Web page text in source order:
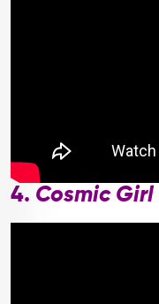
4. Cosmic Girl